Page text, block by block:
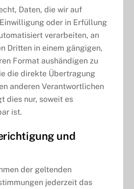
Daten, die wir auf
oder in Erfüllung
verarbeiten, an
Dritten in einem gängigen,
Format aushändigen zu
die direkte Übertragung
anderen Verantwortlichen
dies nur, soweit es
ist.
und
der geltenden
jederzeit das